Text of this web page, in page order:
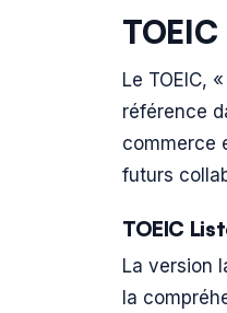
Le TOEIC,
référence
commerce
futurs
TOEIC
La version
la